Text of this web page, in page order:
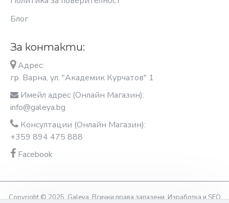
Блог
За контакти:
Адрес:
гр. Варна, ул. "Академик Курчатов" 1
Имейл адрес (Онлайн Магазин):
info@galeya.bg
Консултации (Онлайн Магазин):
+359 894 475 888
Facebook
Copyright © 2025, Galeya, Всички права запазени. Изработка и SEO